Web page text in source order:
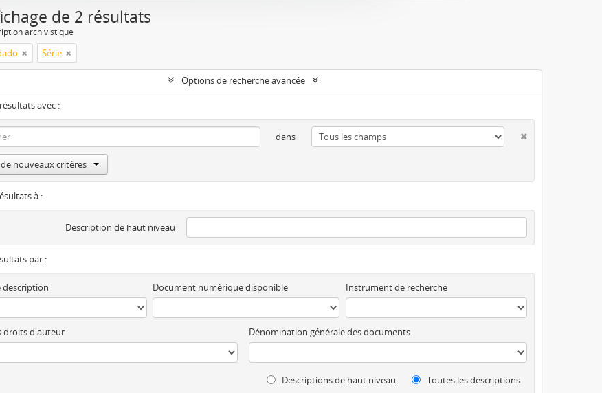
de 2 résultats
archivistique
Série
Options de recherche avancée
avec :
dans
nouveaux critères
à :
Description de haut niveau
par :
description Document numérique disponible Instrument de recherche
droits d'auteur Dénomination générale des documents
Descriptions de haut niveau Toutes les descriptions